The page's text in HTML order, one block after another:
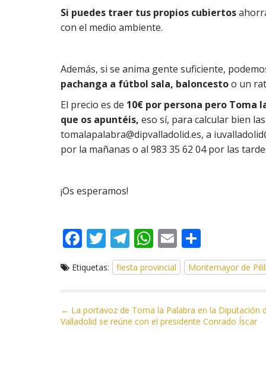
Si puedes traer tus propios cubiertos
con el medio ambiente.
Además, si se anima gente suficiente,
pachanga a fútbol sala, baloncestoo un
El precio es de 10€ por persona pero Toma
que os apuntéis, eso sí, para calcular bien
tomalapalabra@dipvalladolid.es, a
por la mañanas o al 983 35 62 04 por las
¡Os esperamos!
F
e
o
o
T
w
itt
T
el
e
a
m
W
h
at
A
p
E
m
ai
o
m
ar
ti
Etiquetas: fiesta provincial Montemayor de
N
a
← La portavoz de Toma la Palabra en la Diputación
Valladolid se reúne con el presidente Conrado Íscar